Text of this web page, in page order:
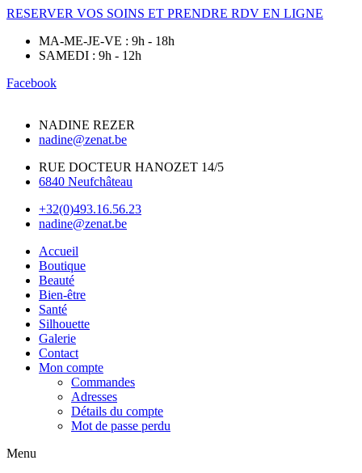
RESERVER VOS SOINS ET PRENDRE RDV EN LIGNE
MA-ME-JE-VE : 9h - 18h
SAMEDI : 9h - 12h
Facebook
NADINE REZER
nadine@zenat.be
RUE DOCTEUR HANOZET 14/5
6840 Neufchâteau
+32(0)493.16.56.23
nadine@zenat.be
Accueil
Boutique
Beauté
Bien-être
Santé
Silhouette
Galerie
Contact
Mon compte
Commandes
Adresses
Détails du compte
Mot de passe perdu
Menu